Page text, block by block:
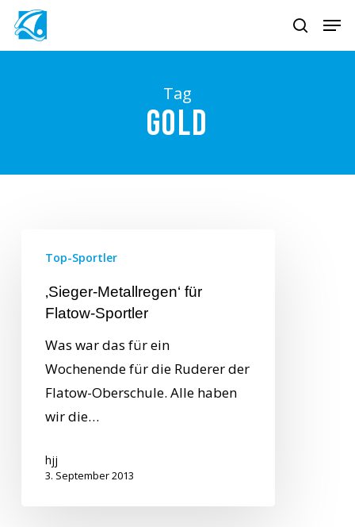
Skip
search
Tag
Gold
Top-Sportler
‚Sieger-Metallregen‘ für
Flatow-Sportler
Was war das für ein
Wochenende für die Ruderer der
Flatow-Oberschule. Alle haben
wir die…
hjj
3. September 2013